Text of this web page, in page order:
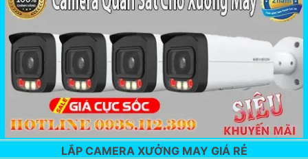
LẮP CAMERA XƯỞNG MAY GIÁ RẺ